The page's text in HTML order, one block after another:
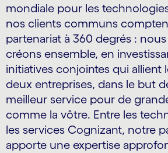
mondiale pour les
nos clients communs
partenariat à 360 degrés :
créons ensemble, en
initiatives conjointes qui allient
deux entreprises, dans le but
meilleur service pour de
comme la vôtre. Entre les
les services Cognizant, notre
apporte une expertise